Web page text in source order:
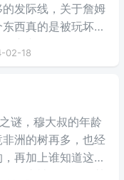
发际线，关于詹姆
西真的是被玩坏
心老詹有一天会不
上还出现了许多PS
02-18
谜，穆大叔的年龄
洲的树再多，也经
再加上谁知道这棵
国内被玩坏了，甚